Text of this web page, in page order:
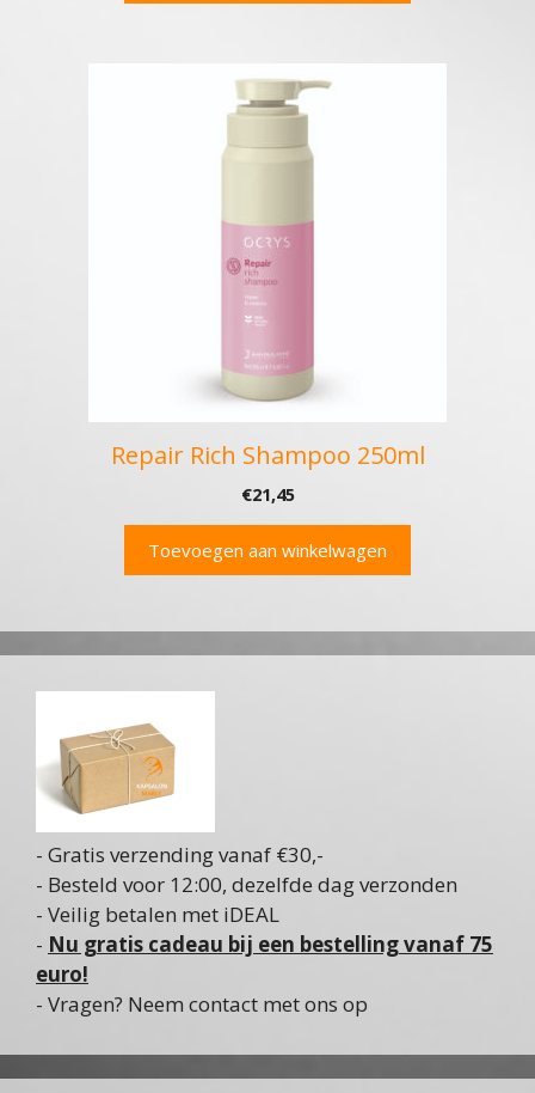
Repair Rich Shampoo 250ml
€21,45
Toevoegen aan winkelwagen
- Gratis verzending vanaf €30,-
- Besteld voor 12:00, dezelfde dag verzonden
- Veilig betalen met iDEAL
- Nu gratis cadeau bij een bestelling vanaf 75
euro!
- Vragen? Neem contact met ons op